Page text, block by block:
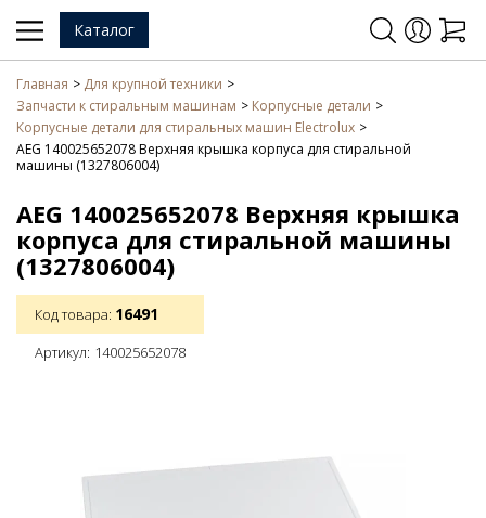
Каталог
Главная
Для крупной техники
Запчасти к стиральным машинам
Корпусные детали
Корпусные детали для стиральных машин Electrolux
AEG 140025652078 Верхняя крышка корпуса для стиральной
машины (1327806004)
AEG 140025652078 Верхняя крышка
корпуса для стиральной машины
(1327806004)
Код товара: 16491
Артикул: 140025652078